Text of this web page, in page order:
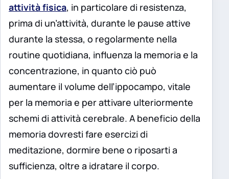
attività fisica, in particolare di resistenza,
prima di un’attività, durante le pause attive
durante la stessa, o regolarmente nella
routine quotidiana, influenza la memoria e la
concentrazione, in quanto ciò può
aumentare il volume dell’ippocampo, vitale
per la memoria e per attivare ulteriormente
schemi di attività cerebrale. A beneficio della
memoria dovresti fare esercizi di
meditazione, dormire bene o riposarti a
sufficienza, oltre a idratare il corpo.